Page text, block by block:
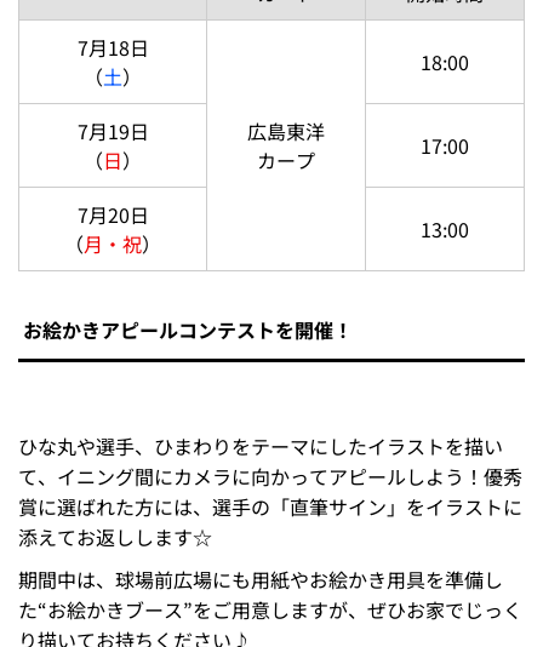
この3日間は、2軍首脳陣サイン入りボールが当たる抽選会
を実施♪
当日の発表をお楽しみに！
その他のファンサービス開催情報はこちら！
夏を楽しもう！「ひまわりデー」♪
今年も夏にぴったりのイベント「ひまわりデー」を開催し
ます！
したグルメの販売も予定しています☆
開催日程
試合日
対戦
カード
試合
開始時間